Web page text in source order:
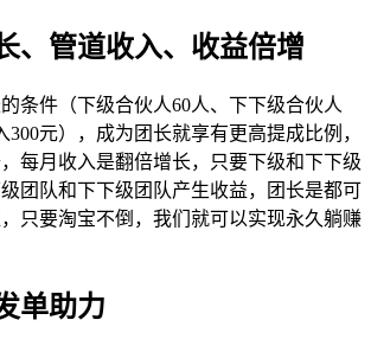
、管道收入、收益倍增
条件（下级合伙人60人、下下级合伙人
300元），成为团长就享有更高提成比例，
每月收入是翻倍增长，只要下级和下下级
团队和下下级团队产生收益，团长是都可
只要淘宝不倒，我们就可以实现永久躺赚
单助力